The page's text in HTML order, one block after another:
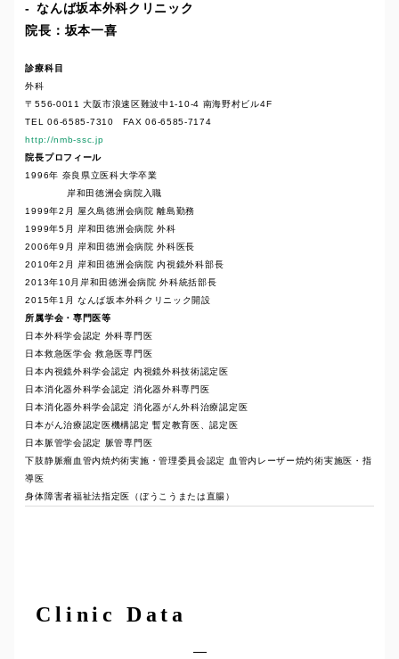
なんば坂本外科クリニック
院長：坂本一喜
診療科目
外科
〒556-0011 大阪市浪速区難波中1-10-4 南海野村ビル4F
TEL 06-6585-7310 FAX 06-6585-7174
http://nmb-ssc.jp
院長プロフィール
1996年 奈良県立医科大学卒業
岸和田徳洲会病院入職
1999年2月 屋久島徳洲会病院 離島勤務
1999年5月 岸和田徳洲会病院 外科
2006年9月 岸和田徳洲会病院 外科医長
2010年2月 岸和田徳洲会病院 内視鏡外科部長
2013年10月岸和田徳洲会病院 外科統括部長
2015年1月 なんば坂本外科クリニック開設
所属学会・専門医等
日本外科学会認定 外科専門医
日本救急医学会 救急医専門医
日本内視鏡外科学会認定 内視鏡外科技術認定医
日本消化器外科学会認定 消化器外科専門医
日本消化器外科学会認定 消化器がん外科治療認定医
日本がん治療認定医機構認定 暫定教育医、認定医
日本脈管学会認定 脈管専門医
下肢静脈瘤血管内焼灼術実施・管理委員会認定 血管内レーザー焼灼術実施医・指
導医
身体障害者福祉法指定医（ぼうこうまたは直腸）
Clinic Data